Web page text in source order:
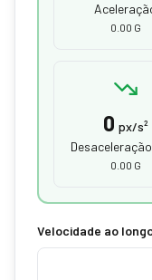
0.00 G
0 px/s²
0.00 G
Velocidade ao